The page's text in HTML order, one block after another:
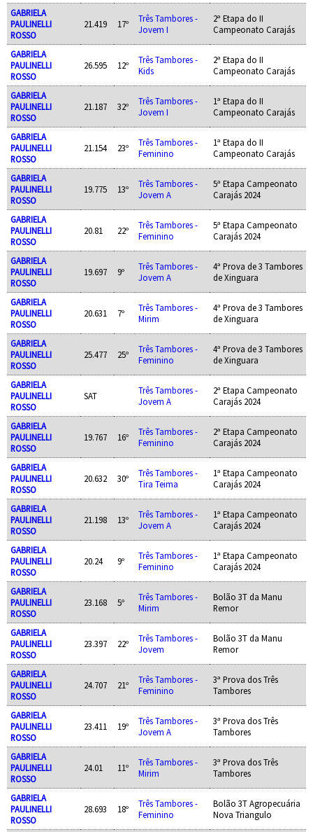
GABRIELA
PAULINELLI
ROSSO
21.419 17º
Três Tambores -
Jovem I
2ª Etapa do II
Campeonato Carajás
GABRIELA
PAULINELLI
ROSSO
26.595 12º
Três Tambores -
Kids
2ª Etapa do II
Campeonato Carajás
GABRIELA
PAULINELLI
ROSSO
21.187 32º
Três Tambores -
Jovem I
1ª Etapa do II
Campeonato Carajás
GABRIELA
PAULINELLI
ROSSO
21.154 23º
Três Tambores -
Feminino
1ª Etapa do II
Campeonato Carajás
GABRIELA
PAULINELLI
ROSSO
19.775 13º
Três Tambores -
Jovem A
5ª Etapa Campeonato
Carajás 2024
GABRIELA
PAULINELLI
ROSSO
20.81 22º
Três Tambores -
Feminino
5ª Etapa Campeonato
Carajás 2024
GABRIELA
PAULINELLI
ROSSO
19.697 9º
Três Tambores -
Jovem A
4ª Prova de 3 Tambores
de Xinguara
GABRIELA
PAULINELLI
ROSSO
20.631 7º
Três Tambores -
Mirim
4ª Prova de 3 Tambores
de Xinguara
GABRIELA
PAULINELLI
ROSSO
25.477 25º
Três Tambores -
Feminino
4ª Prova de 3 Tambores
de Xinguara
GABRIELA
PAULINELLI
ROSSO
SAT
Três Tambores -
Jovem A
2ª Etapa Campeonato
Carajás 2024
GABRIELA
PAULINELLI
ROSSO
19.767 16º
Três Tambores -
Feminino
2ª Etapa Campeonato
Carajás 2024
GABRIELA
PAULINELLI
ROSSO
20.632 30º
Três Tambores -
Tira Teima
1ª Etapa Campeonato
Carajás 2024
GABRIELA
PAULINELLI
ROSSO
21.198 13º
Três Tambores -
Jovem A
1ª Etapa Campeonato
Carajás 2024
GABRIELA
PAULINELLI
ROSSO
20.24 9º
Três Tambores -
Feminino
1ª Etapa Campeonato
Carajás 2024
GABRIELA
PAULINELLI
ROSSO
23.168 5º
Três Tambores -
Mirim
Bolão 3T da Manu
Remor
GABRIELA
PAULINELLI
ROSSO
23.397 22º
Três Tambores -
Jovem
Bolão 3T da Manu
Remor
GABRIELA
PAULINELLI
ROSSO
24.707 21º
Três Tambores -
Feminino
3ª Prova dos Três
Tambores
GABRIELA
PAULINELLI
ROSSO
23.411 19º
Três Tambores -
Jovem A
3ª Prova dos Três
Tambores
GABRIELA
PAULINELLI
ROSSO
24.01 11º
Três Tambores -
Mirim
3ª Prova dos Três
Tambores
GABRIELA
PAULINELLI
ROSSO
28.693 18º
Três Tambores -
Feminino
Bolão 3T Agropecuária
Nova Triangulo